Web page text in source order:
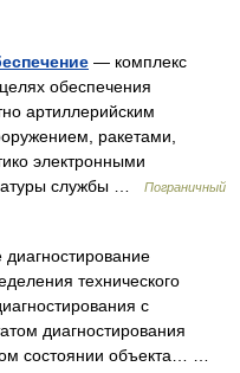
— комплекс
обеспечения
артиллерийским
ракетами,
электронными
службы …
Пограничный
технического
с
диагностирования
состоянии объекта… …